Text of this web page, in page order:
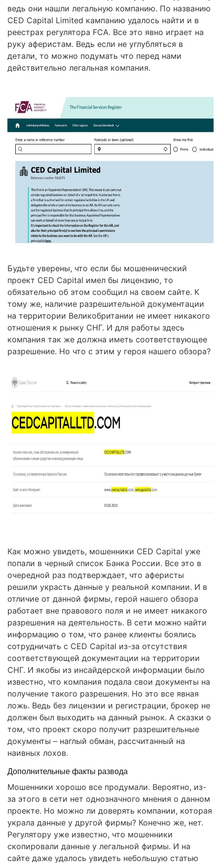
ведь они нашли легальную компанию. По названию
CED Capital Limited кампанию удалось найти и в
реестрах регулятора FCA. Все это явно играет на
руку аферистам. Ведь если не углубляться в
детали, то можно подумать что перед нами
действительно легальная компания.
Будьте уверены, что если бы мошеннический
проект CED Capital имел бы лицензию, то
обязательно об этом сообщил на своем сайте. К
тому же, наличие разрешительной документации
на территории Великобритании не имеет никакого
отношения к рынку СНГ. И для работы здесь
компания так же должна иметь соответствующее
разрешение. Но что с этим у героя нашего обзора?
Как можно увидеть, мошенники CED Capital уже
попали в черный список Банка России. Все это в
очередной раз подтверждает, что аферисты
решили украсть данные у реальной компании. И в
отличие от данной фирмы, герой нашего обзора
работает вне правового поля и не имеет никакого
разрешения на деятельность. В сети можно найти
информацию о том, что ранее клиенты боялись
сотрудничать с CED Capital из-за отсутствия
соответствующей документации на территории
СНГ. И якобы из инсайдерской информации было
известно, что компания подала свои документы на
получение такого разрешения. Но это все явная
ложь. Ведь без лицензии и регистрации, брокер не
должен был выходить на данный рынок. А сказки о
том, что проект скоро получит разрешительные
документы – наглый обман, рассчитанный на
наивных лохов.
Дополнительные факты развода
Мошенники хорошо все продумали. Вероятно, из-
за этого в сети нет однозначного мнения о данном
проекте. Но можно ли доверять компании, которая
украла данные у другой фирмы? Конечно же, нет.
Регулятору уже известно, что мошенники
скопировали данные у легальной фирмы. И на
сайте даже удалось увидеть небольшую статью